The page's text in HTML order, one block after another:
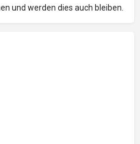
und werden dies auch bleiben.